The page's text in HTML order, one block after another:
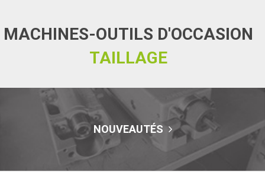
MACHINES-OUTILS D'OCCASION
TAILLAGE
NOUVEAUTÉS